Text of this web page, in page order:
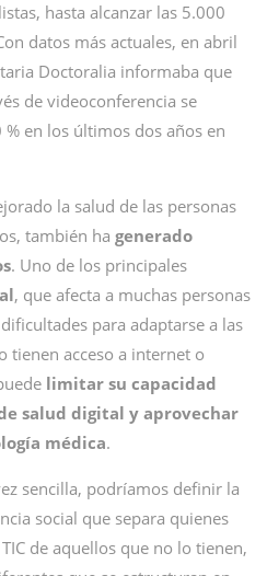
hasta alcanzar las 5.000
datos más actuales, en abril
Doctoralia informaba que
de videoconferencia se
en los últimos dos años en
la salud de las personas
también ha generado
. Uno de los principales
, que afecta a muchas personas
para adaptarse a las
tienen acceso a internet o
limitar su capacidad
salud digital y aprovechar
médica.
sencilla, podríamos definir la
social que separa quienes
de aquellos que no lo tienen,